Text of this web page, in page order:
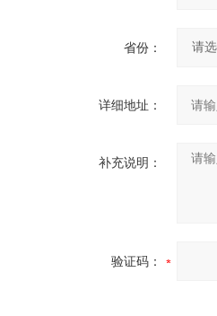
省份：
详细地址：
补充说明：
验证码：